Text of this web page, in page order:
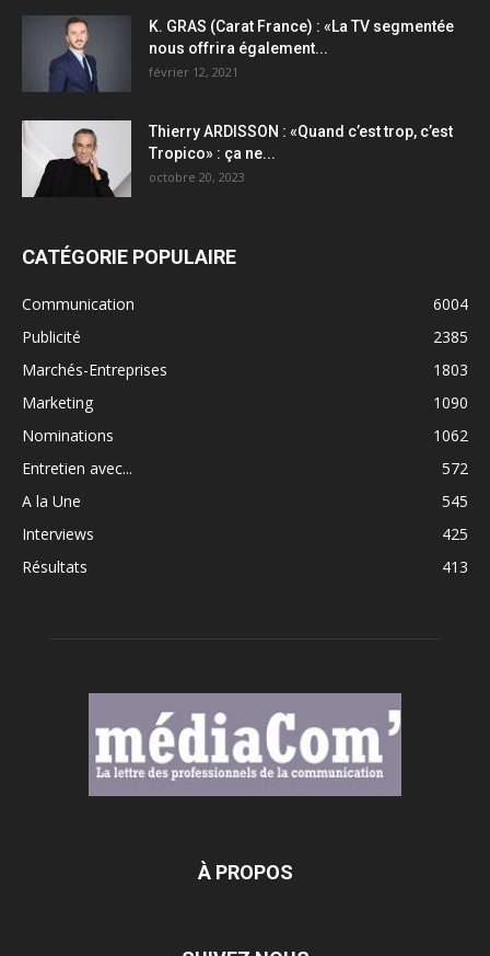
K. GRAS (Carat France) : «La TV segmentée
nous offrira également...
février 12, 2021
Thierry ARDISSON : «Quand c’est trop, c’est
Tropico» : ça ne...
octobre 20, 2023
CATÉGORIE POPULAIRE
Communication
6004
Publicité
2385
Marchés-Entreprises
1803
Marketing
1090
Nominations
1062
Entretien avec...
572
A la Une
545
Interviews
425
Résultats
413
À PROPOS